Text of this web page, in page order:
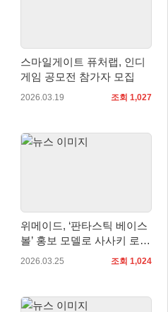
스마일게이트 퓨처랩, 인디
게임 공모전 참가자 모집
2026.03.19 조회 1,027
위메이드, ‘판타스틱 베이스
볼’ 홍보 모델로 사사키 로키
선수 선정
2026.03.25 조회 1,024